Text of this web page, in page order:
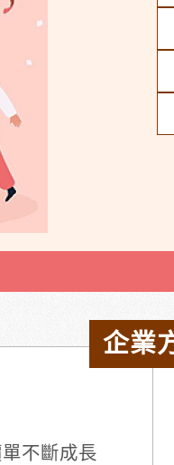
企業
不斷成長